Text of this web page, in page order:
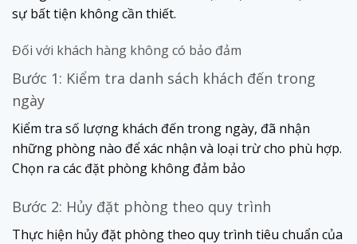
sự bất tiện không cần thiết.
Đối với khách hàng không có bảo đảm
Bước 1: Kiểm tra danh sách khách đến trong
ngày
Kiểm tra số lượng khách đến trong ngày, đã nhận
những phòng nào để xác nhận và loại trừ cho phù hợp.
Chọn ra các đặt phòng không đảm bảo
Bước 2: Hủy đặt phòng theo quy trình
Thực hiện hủy đặt phòng theo quy trình tiêu chuẩn của